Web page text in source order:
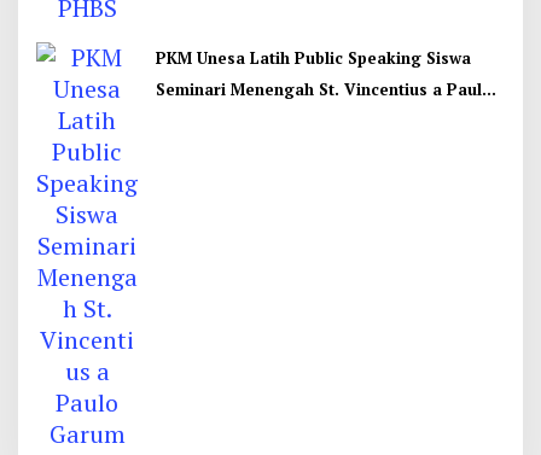
PKM Unesa Latih Public Speaking Siswa
Seminari Menengah St. Vincentius a Paulo